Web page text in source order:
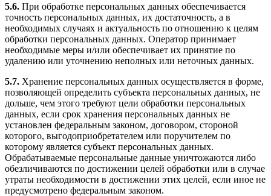
5.6. При обработке персональных данных обеспечивается
точность персональных данных, их достаточность, а в
необходимых случаях и актуальность по отношению к целям
обработки персональных данных. Оператор принимает
необходимые меры и/или обеспечивает их принятие по
удалению или уточнению неполных или неточных данных.
5.7. Хранение персональных данных осуществляется в форме,
позволяющей определить субъекта персональных данных, не
дольше, чем этого требуют цели обработки персональных
данных, если срок хранения персональных данных не
установлен федеральным законом, договором, стороной
которого, выгодоприобретателем или поручителем по
которому является субъект персональных данных.
Обрабатываемые персональные данные уничтожаются либо
обезличиваются по достижении целей обработки или в случае
утраты необходимости в достижении этих целей, если иное не
предусмотрено федеральным законом.